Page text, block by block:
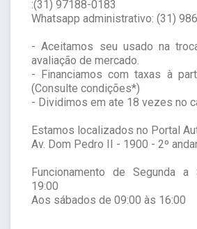
:(31) 97188-0183
Whatsapp administrativo: (31)
- Aceitamos seu usado na
avaliação de mercado.
- Financiamos com taxas à
(Consulte condições*)
- Dividimos em ate 18 vezes no
Estamos localizados no Portal
Av. Dom Pedro II - 1900 - 2º
Funcionamento de Segunda
19:00
Aos sábados de 09:00 às 16:00